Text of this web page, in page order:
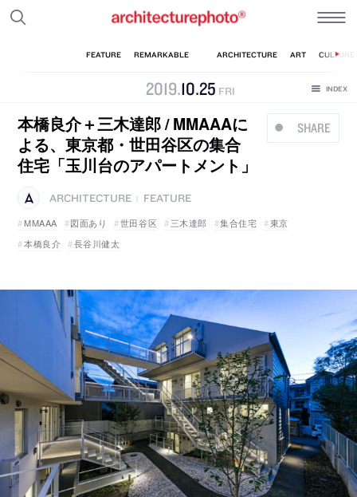
2019.10.25 FRI
SHARE
本橋良介＋三木達郎 / MMAAAに
よる、東京都・世田谷区の集合
住宅「玉川台のアパートメント」
ARCHITECTURE
FEATURE
MMAAA
図面あり 世田谷区 三木達郎 集合住宅
東京
本橋良介
長谷川健太